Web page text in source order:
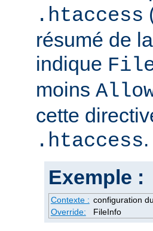
.htaccess
résumé de
indique
moins
cette
.htaccess.
Exemple :
Contexte : configuration
Override:
FileInfo